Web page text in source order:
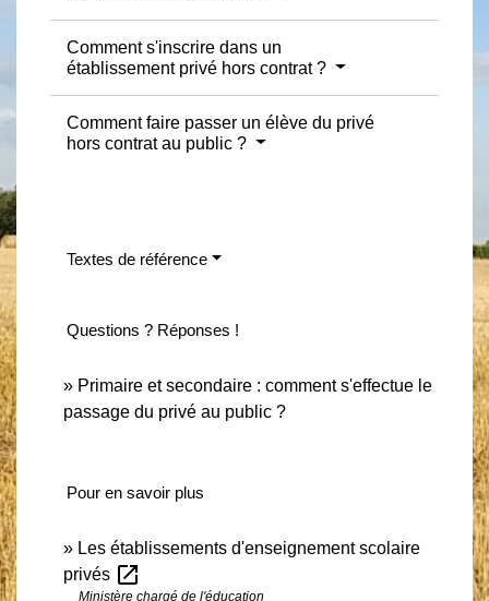
Comment s'inscrire dans un
établissement privé hors contrat ?
Comment faire passer un élève du privé
hors contrat au public ?
Textes de référence
Questions ? Réponses !
Primaire et secondaire : comment s'effectue le
passage du privé au public ?
Pour en savoir plus
Les établissements d'enseignement scolaire
privés open_in_new
Ministère chargé de l'éducation